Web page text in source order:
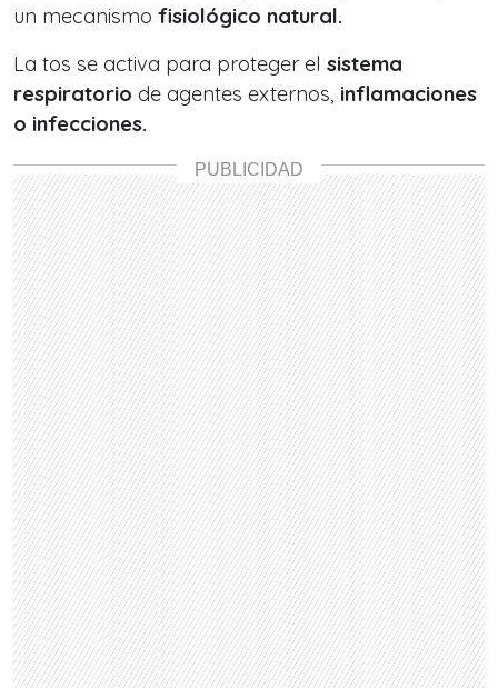
un mecanismo fisiológico natural.
La tos se activa para proteger el sistema
respiratorio de agentes externos, inflamaciones
o infecciones.